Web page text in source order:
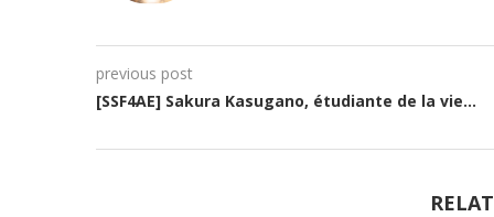
previous post
[SSF4AE] Sakura Kasugano, étudiante de la vie…